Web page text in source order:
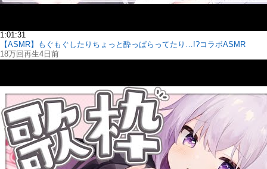
1:01:31
【ASMR】もぐもぐしたりちょっと酔っぱらってたり…!?コラボASMR
18万回再生4日前